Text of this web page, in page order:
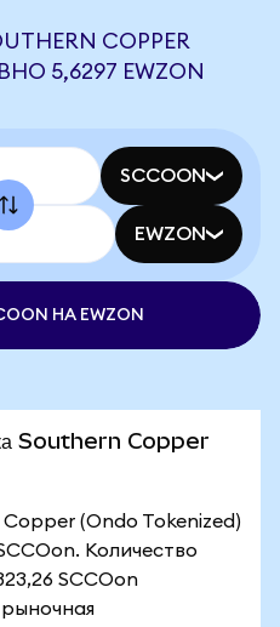
COPPER
5,6297 EWZON
SCCOON
EWZON
НА EWZON
Southern Copper
(Ondo Tokenized)
Количество
SCCOon